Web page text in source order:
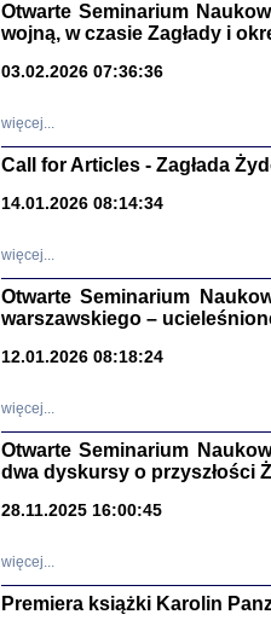
Otwarte Seminarium
wojną, w czasie Zagłady i
03.02.2026 07:36:36
więcej...
Call for Articles - Zagłada
14.01.2026 08:14:34
więcej...
Otwarte Seminarium
warszawskiego –
12.01.2026 08:18:24
więcej...
Otwarte Seminarium
dwa dyskursy o przyszłości
28.11.2025 16:00:45
więcej...
Premiera książki Karolin